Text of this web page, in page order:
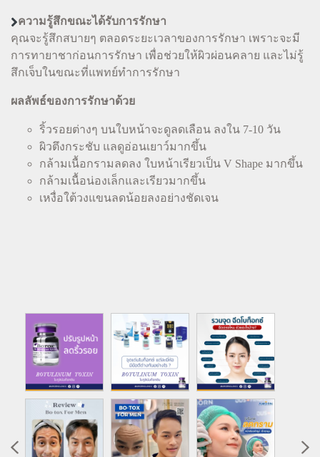
ความรู้สึกขณะได้รับการรักษา
คุณจะรู้สึกสบายๆ ตลอดระยะเวลาของการรักษา เพราะจะมี
การทายาชาก่อนการรักษา เพื่อช่วยให้ผิวผ่อนคลาย และไม่รู้
สึกเจ็บในขณะที่แพทย์ทำการรักษา
ผลลัพธ์ของการรักษาด้วย
ริ้วรอยต่างๆ บนใบหน้าจะดูลดเลือน ลงใน 7-10 วัน
ผิวตึงกระชับ แลดูอ่อนเยาว์มากขึ้น
กล้ามเนื้อกรามลดลง ใบหน้าเรียวเป็น V Shape มากขึ้น
กล้ามเนื้อน่องเล็กและเรียวมากขึ้น
เหงื่อใต้วงแขนลดน้อยลงอย่างชัดเจน